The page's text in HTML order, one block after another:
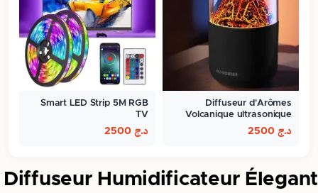
Diffuseur d'Arômes
Volcanique ultrasonique
300ml
د.ج
Smart LED Strip 5M RGB
TV
د.ج
Diffuseur Humidificateur Élegant